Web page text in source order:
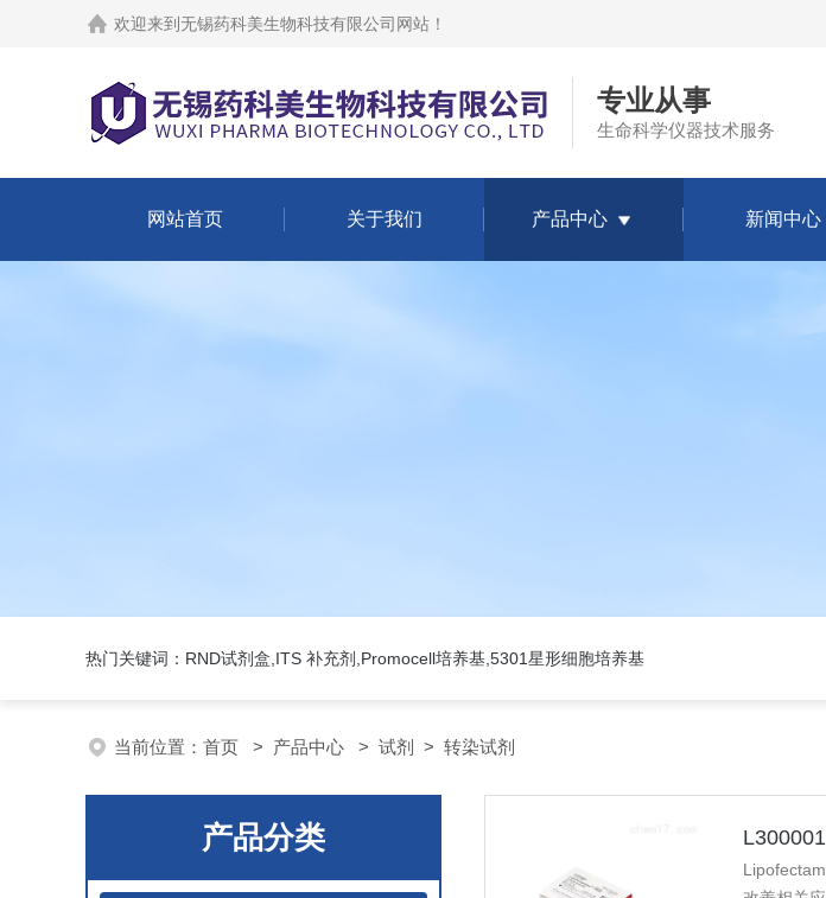
欢迎来到 无锡药科美生物科技有限公司网站 ！
专业从事
生命科学仪器技术服务
网站首页 关于我们 产品中心 新闻中心
热门关键词：RND试剂盒,ITS 补充剂,Promocell培养基,5301星形细胞培养基
当前位置： 首页 > 产品中心 > 试剂 > 转染试剂
产品分类